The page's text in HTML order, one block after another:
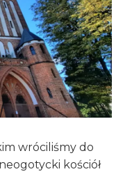
wróciliśmy do
kościół